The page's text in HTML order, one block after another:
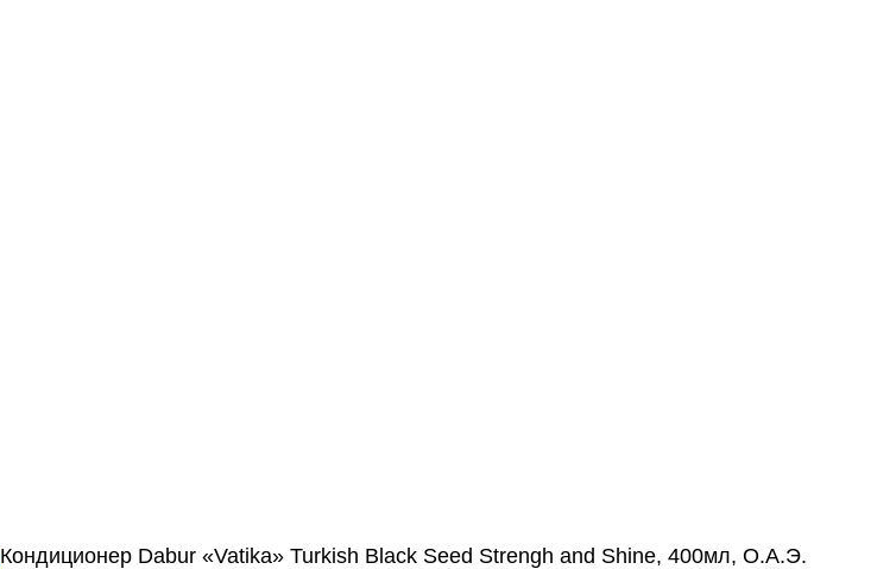
Кондиционер Dabur «Vatika» Turkish Black Seed Strengh and Shine, 400мл, О.А.Э.